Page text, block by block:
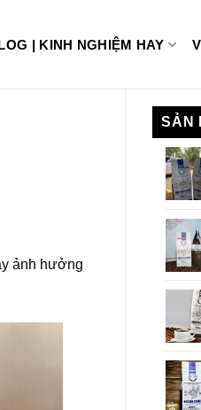
| KINH NGHIỆM HAY
ảnh hưởng
SẢN